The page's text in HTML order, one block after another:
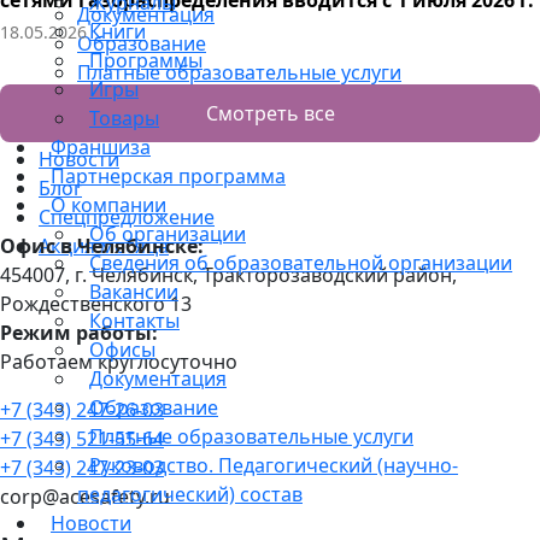
Документация
Образование
Платные образовательные услуги
Руководство. Педагогический (научно-
педагогический) состав
Новости
Блог
Спецпредложение
Акция месяца
Книги
Программы
Игры
Товары
Франшиза
Партнерская программа
О компании
Об организации
Сведения об образовательной организации
Вакансии
Контакты
Офисы
Документация
Образование
Платные образовательные услуги
Руководство. Педагогический (научно-
педагогический) состав
Новости
18.05.2026
Смотреть все
Офис в Челябинске:
454007, г. Челябинск, Тракторозаводский район, ​
Рождественского 13​
Режим работы:
Работаем круглосуточно
+7 (343) 247-26-03
+7 (343) 521-55-64
+7 (343) 247-23-03
corp@acesafety.ru